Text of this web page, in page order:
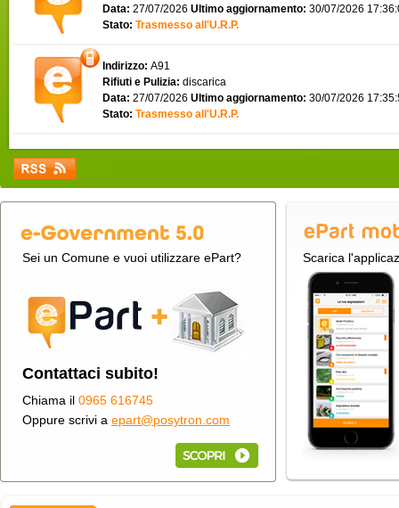
Data: 27/07/2026 Ultimo aggiornamento: 30/07/2026
Stato: Trasmesso all'U.R.P.
Indirizzo: A91
Rifiuti e Pulizia: discarica
Data: 27/07/2026 Ultimo aggiornamento: 30/07/2026
Stato: Trasmesso all'U.R.P.
Sei un Comune e vuoi utilizzare ePart?
Contattaci subito!
Chiama il 0965 616745
Oppure scrivi a epart@posytron.com
Scarica